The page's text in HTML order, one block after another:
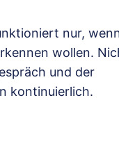
nur,
wollen.
und der
kontinuierlich.